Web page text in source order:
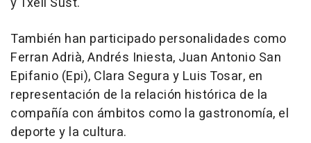
También han participado personalidades como
Ferran Adrià, Andrés Iniesta, Juan Antonio San
Epifanio (Epi), Clara Segura y Luis Tosar, en
representación de la relación histórica de la
compañía con ámbitos como la gastronomía, el
deporte y la cultura.